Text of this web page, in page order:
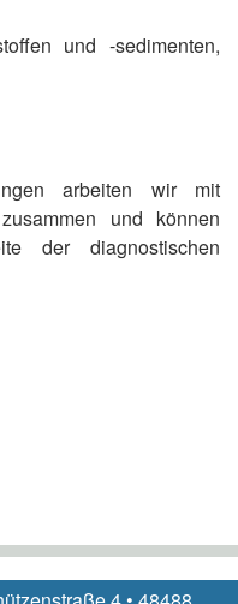
und -sedimenten,
arbeiten wir mit
und können
der diagnostischen